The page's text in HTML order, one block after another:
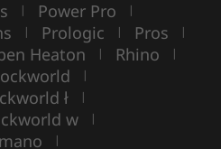
| Power Pro |
| Prologic | Pros |
Heaton | Rhino |
|
ł |
w |
|